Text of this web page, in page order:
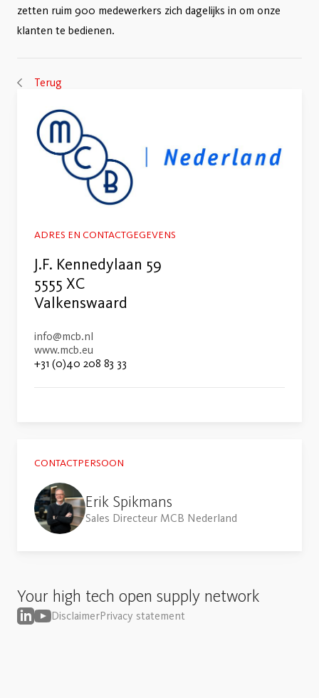
zetten ruim 900 medewerkers zich dagelijks in om onze
klanten te bedienen.
Terug
ADRES EN CONTACTGEGEVENS
J.F. Kennedylaan 59
5555 XC
Valkenswaard
info@mcb.nl
www.mcb.eu
+31 (0)40 208 83 33
CONTACTPERSOON
Erik Spikmans
Sales Directeur MCB Nederland
Your high tech open supply network
DisclaimerPrivacy statement